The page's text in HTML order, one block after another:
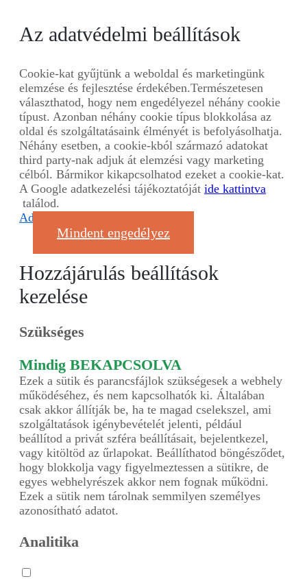
Az adatvédelmi beállítások
Cookie-kat gyűjtünk a weboldal és marketingünk
elemzése és fejlesztése érdekében.Természetesen
választhatod, hogy nem engedélyezel néhány cookie
típust. Azonban néhány cookie típus blokkolása az
oldal és szolgáltatásaink élményét is befolyásolhatja.
Néhány esetben, a cookie-kból származó adatokat
third party-nak adjuk át elemzési vagy marketing
célból. Bármikor kikapcsolhatod ezeket a cookie-kat.
A Google adatkezelési tájékoztatóját ide kattintva
találod.
Adatvédelmi nyilatkozat
Mindent engedélyez
Hozzájárulás beállítások
kezelése
Szükséges
Mindig BEKAPCSOLVA
Ezek a sütik és parancsfájlok szükségesek a webhely
működéséhez, és nem kapcsolhatók ki. Általában
csak akkor állítják be, ha te magad cselekszel, ami
szolgáltatások igénybevételét jelenti, például
beállítod a privát szféra beállításait, bejelentkezel,
vagy kitöltöd az űrlapokat. Beállíthatod böngésződet,
hogy blokkolja vagy figyelmeztessen a sütikre, de
egyes webhelyrészek akkor nem fognak működni.
Ezek a sütik nem tárolnak semmilyen személyes
azonosítható adatot.
Analitika